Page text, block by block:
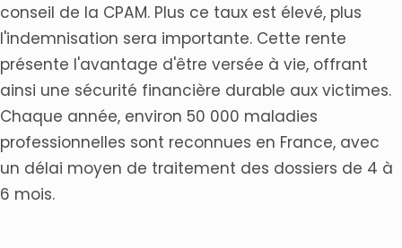
conseil de la CPAM. Plus ce taux est élevé, plus
l'indemnisation sera importante. Cette rente
présente l'avantage d'être versée à vie, offrant
ainsi une sécurité financière durable aux victimes.
Chaque année, environ 50 000 maladies
professionnelles sont reconnues en France, avec
un délai moyen de traitement des dossiers de 4 à
6 mois.